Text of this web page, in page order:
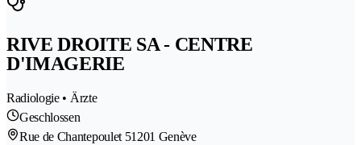
RIVE DROITE SA - CENTRE
D'IMAGERIE
Radiologie • Ärzte
Geschlossen
Rue de Chantepoulet 51201 Genève